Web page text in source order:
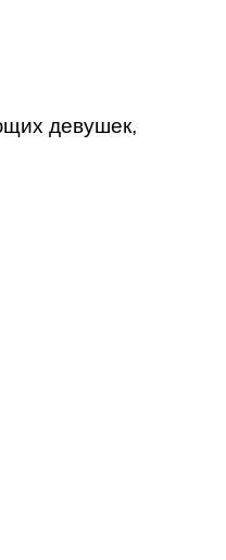
девушек,